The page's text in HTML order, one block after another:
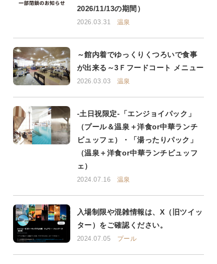
2026/11/13の期間）
2026.03.31 温泉
～館内着でゆっくりくつろいで食事
が出来る～3Ｆフードコート メニュー
2026.03.03 温泉
-土日祝限定-「エンジョイパック」
（プール＆温泉＋洋食or中華ランチ
ビュッフェ）・「湯ったりパック」
（温泉＋洋食or中華ランチビュッフ
ェ）
2024.07.16 温泉
入場制限や混雑情報は、X（旧ツイッ
ター）をご確認ください。
2024.07.05 プール